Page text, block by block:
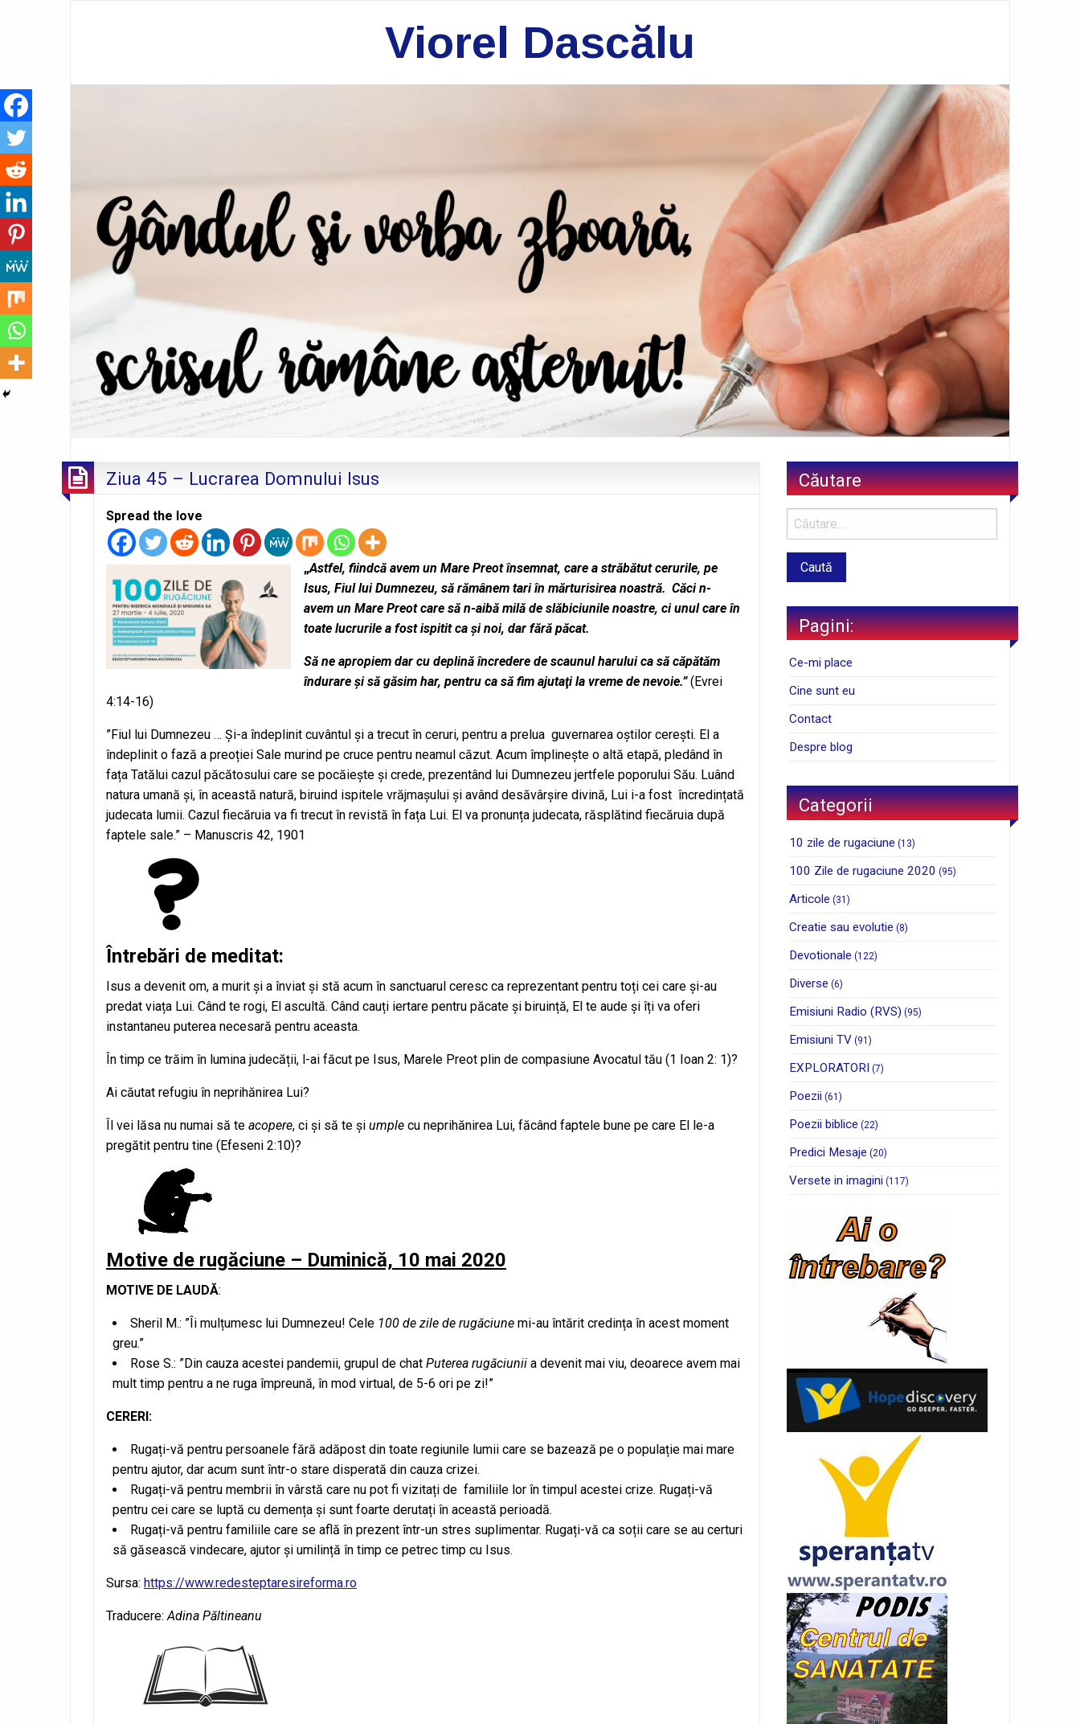
Viorel Dascălu
Ziua 45 – Lucrarea Domnului Isus
Spread the love
„Astfel, fiindcă avem un Mare Preot însemnat, care a străbătut cerurile, pe
Isus, Fiul lui Dumnezeu, să rămânem tari în mărturisirea noastră. Căci n-
avem un Mare Preot care să n-aibă milă de slăbiciunile noastre, ci unul care în
toate lucrurile a fost ispitit ca şi noi, dar fără păcat.
Să ne apropiem dar cu deplină încredere de scaunul harului ca să căpătăm
îndurare şi să găsim har, pentru ca să fim ajutaţi la vreme de nevoie.” (Evrei
4:14-16)
”Fiul lui Dumnezeu … Și-a îndeplinit cuvântul și a trecut în ceruri, pentru a prelua guvernarea oștilor cerești. El a
îndeplinit o fază a preoției Sale murind pe cruce pentru neamul căzut. Acum împlinește o altă etapă, pledând în
fața Tatălui cazul păcătosului care se pocăiește și crede, prezentând lui Dumnezeu jertfele poporului Său. Luând
natura umană și, în această natură, biruind ispitele vrăjmașului și având desăvârșire divină, Lui i-a fost încredințată
judecata lumii. Cazul fiecăruia va fi trecut în revistă în fața Lui. El va pronunța judecata, răsplătind fiecăruia după
faptele sale.” – Manuscris 42, 1901
Întrebări de meditat:
Isus a devenit om, a murit și a înviat și stă acum în sanctuarul ceresc ca reprezentant pentru toți cei care și-au
predat viața Lui. Când te rogi, El ascultă. Când cauți iertare pentru păcate și biruință, El te aude și îți va oferi
instantaneu puterea necesară pentru aceasta.
În timp ce trăim în lumina judecății, l-ai făcut pe Isus, Marele Preot plin de compasiune Avocatul tău (1 Ioan 2: 1)?
Ai căutat refugiu în neprihănirea Lui?
Îl vei lăsa nu numai să te acopere, ci și să te și umple cu neprihănirea Lui, făcând faptele bune pe care El le-a
pregătit pentru tine (Efeseni 2:10)?
Motive de rugăciune – Duminică, 10 mai 2020
MOTIVE DE LAUDĂ:
Sheril M.: ”Îi mulțumesc lui Dumnezeu! Cele 100 de zile de rugăciune mi-au întărit credința în acest moment
greu.”
Rose S.: ”Din cauza acestei pandemii, grupul de chat Puterea rugăciunii a devenit mai viu, deoarece avem mai
mult timp pentru a ne ruga împreună, în mod virtual, de 5-6 ori pe zi!”
CERERI:
Rugați-vă pentru persoanele fără adăpost din toate regiunile lumii care se bazează pe o populație mai mare
pentru ajutor, dar acum sunt într-o stare disperată din cauza crizei.
Rugați-vă pentru membrii în vârstă care nu pot fi vizitați de familiile lor în timpul acestei crize. Rugați-vă
pentru cei care se luptă cu demența și sunt foarte derutați în această perioadă.
Rugați-vă pentru familiile care se află în prezent într-un stres suplimentar. Rugați-vă ca soții care se au certuri
să găsească vindecare, ajutor și umilință în timp ce petrec timp cu Isus.
Sursa: https://www.redesteptaresireforma.ro
Traducere: Adina Păltineanu
Căutare
Pagini:
Ce-mi place
Cine sunt eu
Contact
Despre blog
Categorii
10 zile de rugaciune (13)
100 Zile de rugaciune 2020 (95)
Articole (31)
Creatie sau evolutie (8)
Devotionale (122)
Diverse (6)
Emisiuni Radio (RVS) (95)
Emisiuni TV (91)
EXPLORATORI (7)
Poezii (61)
Poezii biblice (22)
Predici Mesaje (20)
Versete in imagini (117)